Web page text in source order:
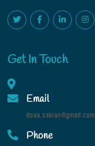
Get In Touch
Email
doaa.sakran@gmail.com
Phone